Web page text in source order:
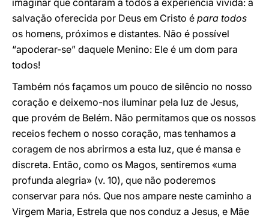
imaginar que contaram a todos a experiência vivida: a
salvação oferecida por Deus em Cristo é para todos
os homens, próximos e distantes. Não é possível
“apoderar-se” daquele Menino: Ele é um dom para
todos!
Também nós façamos um pouco de silêncio no nosso
coração e deixemo-nos iluminar pela luz de Jesus,
que provém de Belém. Não permitamos que os nossos
receios fechem o nosso coração, mas tenhamos a
coragem de nos abrirmos a esta luz, que é mansa e
discreta. Então, como os Magos, sentiremos «uma
profunda alegria» (v. 10), que não poderemos
conservar para nós. Que nos ampare neste caminho a
Virgem Maria, Estrela que nos conduz a Jesus, e Mãe